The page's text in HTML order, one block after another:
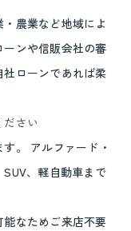
農業など地域によ
ンや信販会社の審
ローンであれば柔
ださい
。 アルファード・
、軽自動車まで
なためご来店不要